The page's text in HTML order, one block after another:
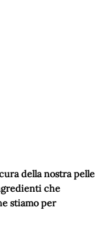
della nostra pelle
che
stiamo per